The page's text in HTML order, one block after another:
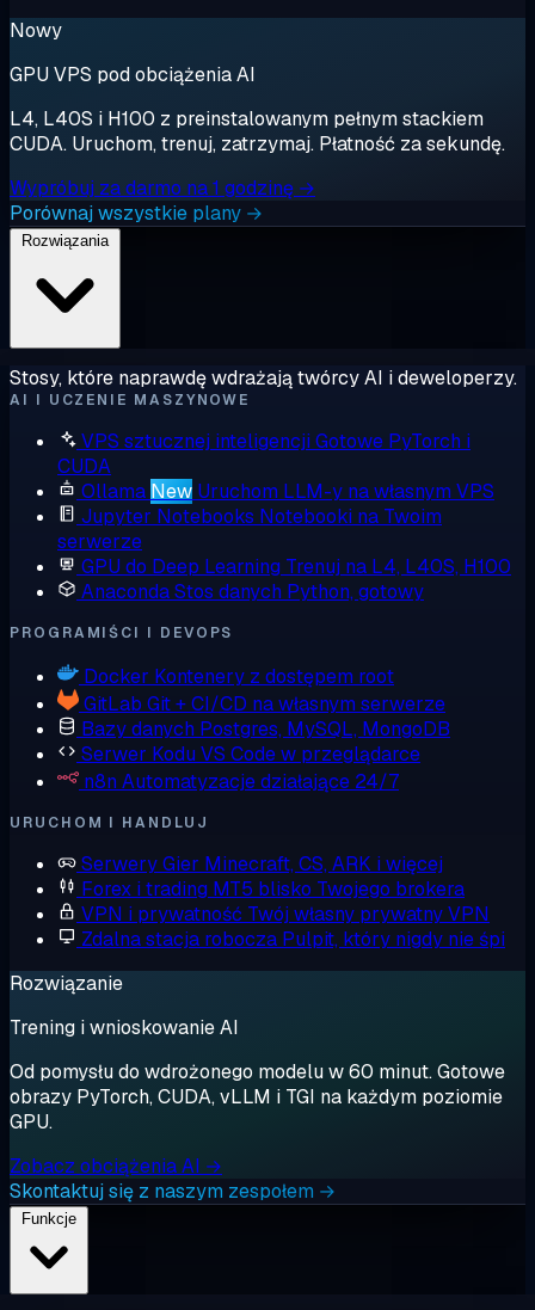
Nowy
GPU VPS pod obciążenia AI
L4, L40S i H100 z preinstalowanym pełnym stackiem
CUDA. Uruchom, trenuj, zatrzymaj. Płatność za sekundę.
Wypróbuj za darmo na 1 godzinę →
Porównaj wszystkie plany →
Rozwiązania
Stosy, które naprawdę wdrażają twórcy AI i deweloperzy.
AI I UCZENIE MASZYNOWE
VPS sztucznej inteligencji Gotowe PyTorch i
CUDA
Ollama New Uruchom LLM-y na własnym VPS
Jupyter Notebooks Notebooki na Twoim
serwerze
GPU do Deep Learning Trenuj na L4, L40S, H100
AnacondaStos danych Python, gotowy
PROGRAMIŚCI I DEVOPS
Docker Kontenery z dostępem root
GitLab Git + CI/CD na własnym serwerze
Bazy danych Postgres, MySQL, MongoDB
Serwer Kodu VS Code w przeglądarce
n8n Automatyzacje działające 24/7
URUCHOM I HANDLUJ
Serwery Gier Minecraft, CS, ARK i więcej
Forex i trading MT5 blisko Twojego brokera
VPN i prywatność Twój własny prywatny VPN
Zdalna stacja robocza Pulpit, który nigdy nie śpi
Rozwiązanie
Trening i wnioskowanie AI
Od pomysłu do wdrożonego modelu w 60 minut. Gotowe
obrazy PyTorch, CUDA, vLLM i TGI na każdym poziomie
GPU.
Zobacz obciążenia AI →
Skontaktuj się z naszym zespołem →